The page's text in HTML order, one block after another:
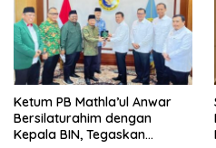
Ketum PB Mathla’ul Anwar
Bersilaturahim dengan
Kepala BIN, Tegaskan